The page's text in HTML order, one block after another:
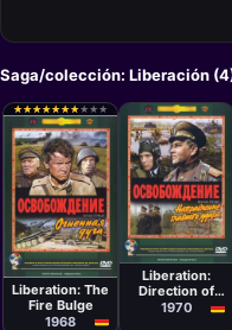
Saga/colección: Liberación
★
★★
★★
★★
★★
★★
★★
★★
★ ★
★ ★
★
Película
Yuri Ozerov
Liberation: The
Fire Bulge
1968
Película
Yuri Ozerov
Liberation:
Direction of
the Main Blow
1970